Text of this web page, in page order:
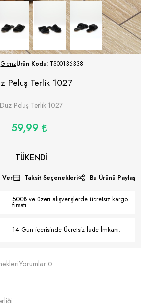
GlenzÜrün Kodu: TS00136338
Peluş Terlik 1027
Düz Peluş Terlik 1027
59,99
TÜKENDI
Ver Taksit Seçenekleri Bu Ürünü Paylaş
500₺ ve üzeri alışverişlerde ücretsiz kargo
fırsatı.
14 Gün içerisinde Ücretsiz İade İmkanı.
Yorumlar 0